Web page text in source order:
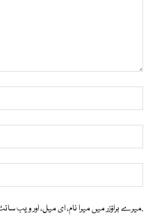
میرے براؤزر میں میرا نام، ای میل، اور ویب سائٹ محفوظ کریں اگلا وقت میں تبصرہ کریں.